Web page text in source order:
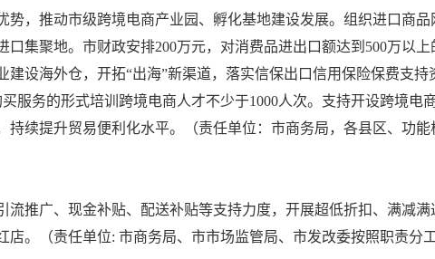
，推动市级跨境电商产业园、孵化基地建设发展。组织进口商品
集聚地。市财政安排200万元，对消费品进出口额达到500万以上
设海外仓，开拓“出海”新渠道，落实信保出口信用保险保费支持
服务的形式培训跨境电商人才不少于1000人次。支持开设跨境电
续提升贸易便利化水平。（责任单位：市商务局，各县区、功能
推广、现金补贴、配送补贴等支持力度，开展超低折扣、满减满
。（责任单位: 市商务局、市市场监管局、市发改委按照职责分工